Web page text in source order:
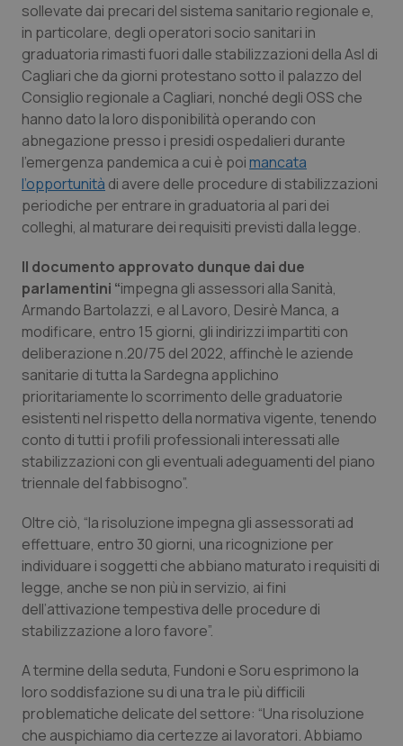
Lombardia
Marche
Molise
Piemonte
Provincia Autonoma di Bolzano
Provincia Autonoma di Trento
Puglia
Sardegna
Sicilia
Toscana
Umbria
Valle D’Aosta
Veneto
Dolore
Donna & Salute
Epatiti
HIV
Infezioni & Febbre
Ipertensione & Scompenso
Malattie rare
Malattia di Crohn & Rettocolite Ulcerosa
Neuroscienze & patologie neurodegenerative
Obesità
Oftalmologia
Oncodermatologia
Oncoematologia
Oncologia & Nutrizione
Psoriasi & pelle
Quotidiano Cardiologia
sollevate dai precari del sistema sanitario regionale e,
in particolare, degli operatori socio sanitari in
graduatoria rimasti fuori dalle stabilizzazioni della Asl di
Cagliari che da giorni protestano sotto il palazzo del
Consiglio regionale a Cagliari, nonché degli OSS che
hanno dato la loro disponibilità operando con
abnegazione presso i presidi ospedalieri durante
l’emergenza pandemica a cui è poimancata
l’opportunità di avere delle procedure di stabilizzazioni
periodiche per entrare in graduatoria al pari dei
colleghi, al maturare dei requisiti previsti dalla legge.
Il documento approvato dunque dai due
parlamentini “impegna gli assessori alla Sanità,
Armando Bartolazzi, e al Lavoro, Desirè Manca, a
modificare, entro 15 giorni, gli indirizzi impartiti con
deliberazione n.20/75 del 2022, affinchè le aziende
sanitarie di tutta la Sardegna applichino
prioritariamente lo scorrimento delle graduatorie
esistenti nel rispetto della normativa vigente, tenendo
conto di tutti i profili professionali interessati alle
stabilizzazioni con gli eventuali adeguamenti del piano
triennale del fabbisogno”.
Oltre ciò, “la risoluzione impegna gli assessorati ad
effettuare, entro 30 giorni, una ricognizione per
individuare i soggetti che abbiano maturato i requisiti di
legge, anche se non più in servizio, ai fini
dell’attivazione tempestiva delle procedure di
stabilizzazione a loro favore”.
A termine della seduta, Fundoni e Soru esprimono la
loro soddisfazione su di una tra le più difficili
problematiche delicate del settore: “Una risoluzione
che auspichiamo dia certezze ai lavoratori. Abbiamo